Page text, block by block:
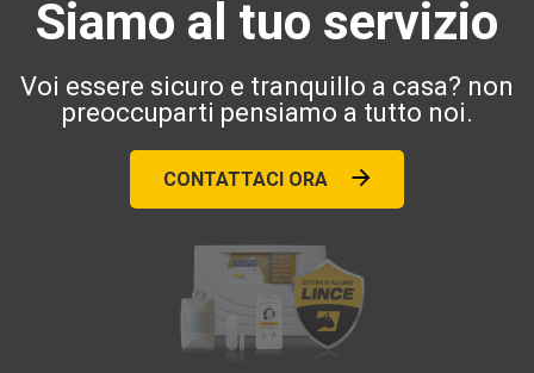
Siamo al tuo servizio
Voi essere sicuro e tranquillo a casa? non
preoccuparti pensiamo a tutto noi.
CONTATTACI ORA